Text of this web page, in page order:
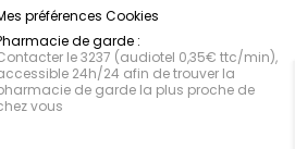
préférences Cookies
de garde :
le 3237 (audiotel 0,35€ ttc/min),
24h/24 afin de trouver la
de garde la plus proche de
vous